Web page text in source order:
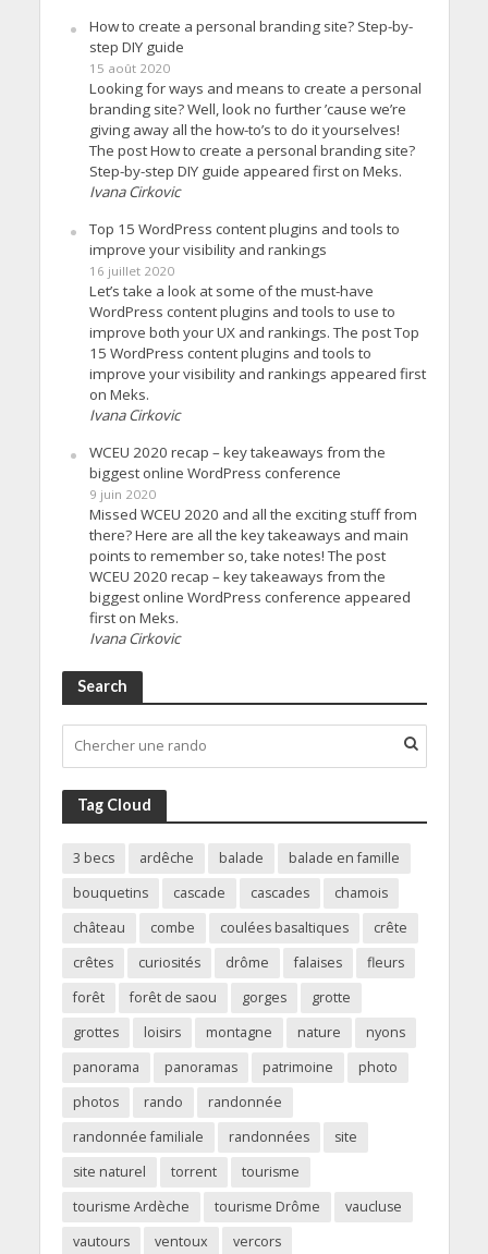
How to create a personal branding site? Step-by-
step DIY guide
15 août 2020
Looking for ways and means to create a personal
branding site? Well, look no further ’cause we’re
giving away all the how-to’s to do it yourselves!
The post How to create a personal branding site?
Step-by-step DIY guide appeared first on Meks.
Ivana Cirkovic
Top 15 WordPress content plugins and tools to
improve your visibility and rankings
16 juillet 2020
Let’s take a look at some of the must-have
WordPress content plugins and tools to use to
improve both your UX and rankings. The post Top
15 WordPress content plugins and tools to
improve your visibility and rankings appeared first
on Meks.
Ivana Cirkovic
WCEU 2020 recap – key takeaways from the
biggest online WordPress conference
9 juin 2020
Missed WCEU 2020 and all the exciting stuff from
there? Here are all the key takeaways and main
points to remember so, take notes! The post
WCEU 2020 recap – key takeaways from the
biggest online WordPress conference appeared
first on Meks.
Ivana Cirkovic
Search
Tag Cloud
3 becs ardêche balade
balade en famille
bouquetins
cascade cascades
chamois
château
combe coulées basaltiques
crête
crêtes
curiosités drôme falaises
fleurs
forêt
forêt de saou gorges
grotte
grottes
loisirs montagne nature
nyons
panorama
panoramas patrimoine
photo
photos
rando
randonnée
randonnée familiale
randonnées
site
site naturel
torrent
tourisme
tourisme Ardèche
tourisme Drôme
vaucluse
vautours
ventoux vercors